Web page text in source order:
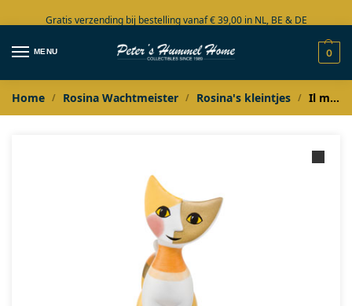
Gratis verzending bij bestelling vanaf € 39,00 in NL, BE & DE
Grote collectie in voorraad
MENU 0
Home / Rosina Wachtmeister / Rosina's kleintjes / Il mio piccolo impero